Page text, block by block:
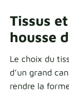
Tissus
housse
Le choix du
d’un grand
rendre la